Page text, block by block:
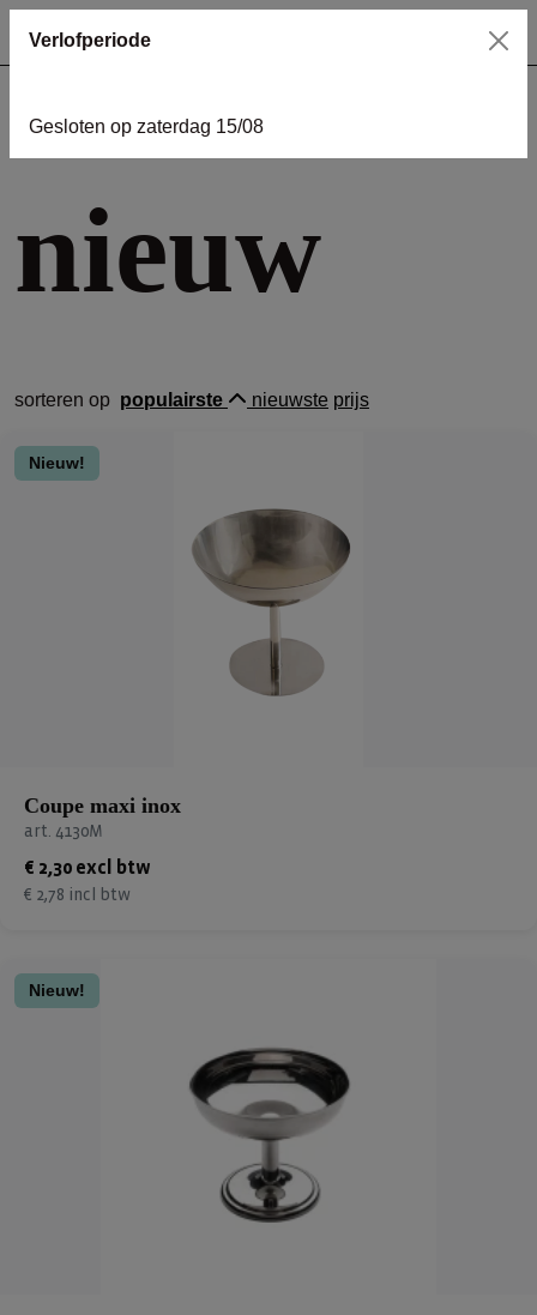
home nieuw
nieuw
sorteren op populairste nieuwste prijs
Nieuw!
Coupe maxi inox
art. 4130M
€ 2,30 excl btw
€ 2,78 incl btw
Nieuw!
Verlofperiode
Gesloten op zaterdag 15/08